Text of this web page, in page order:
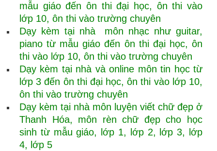
mẫu giáo đến ôn thi đại học, ôn thi vào
lớp 10, ôn thi vào trường chuyên
Dạy kèm tại nhà môn nhạc như guitar,
piano từ mẫu giáo đến ôn thi đại học, ôn
thi vào lớp 10, ôn thi vào trường chuyên
Dạy kèm tại nhà và online môn tin học từ
lớp 3 đến ôn thi đại học, ôn thi vào lớp 10,
ôn thi vào trường chuyên
Dạy kèm tại nhà môn luyện viết chữ đẹp ở
Thanh Hóa, môn rèn chữ đẹp cho học
sinh từ mẫu giáo, lớp 1, lớp 2, lớp 3, lớp
4, lớp 5